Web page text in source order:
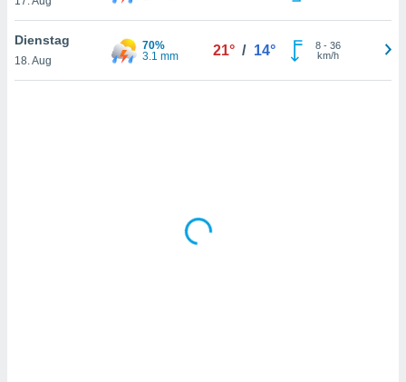
Dienstag
18. Aug
70%
3.1 mm
21° / 14° 8- 36
km/h